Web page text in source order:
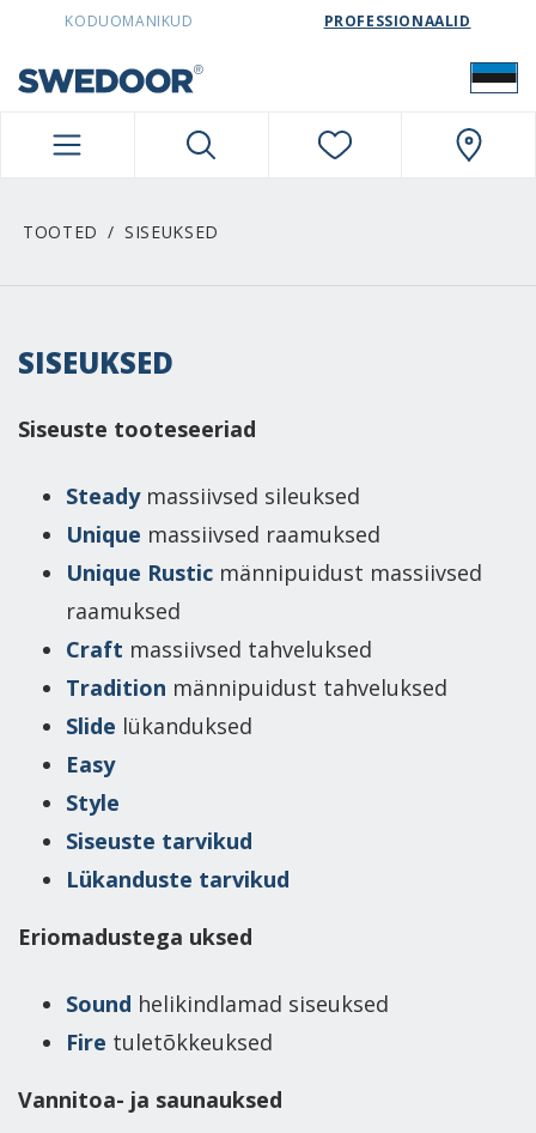
SWEDOORESTONIA NAVIGATION
KODUOMANIKUD PROFESSIONAALID
TOOTED SISEUKSED
SISEUKSED
Siseuste tooteseeriad
Steady massiivsed sileuksed
Unique massiivsed raamuksed
Unique Rustic männipuidust massiivsed
raamuksed
Craft massiivsed tahveluksed
Tradition männipuidust tahveluksed
Slide lükanduksed
Easy
Style
Siseuste tarvikud
Lükanduste tarvikud
Eriomadustega uksed
Sound helikindlamad siseuksed
Fire tuletõkkeuksed
Vannitoa- ja saunauksed